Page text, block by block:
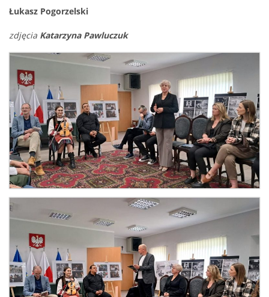
Łukasz Pogorzelski
zdjęcia Katarzyna Pawluczuk